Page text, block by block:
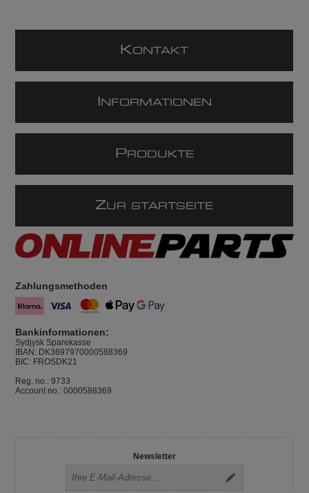
KONTAKT
NFORMATIONEN
P RODUKTE
ZUR STARTSEITE
Zahlungsmethoden
Bankinformationen:
Sydjysk Sparekasse
IBAN: DK3697970000588369
BIC: FROSDK21
Reg. no.: 9733
Account no.: 0000588369
Newsletter